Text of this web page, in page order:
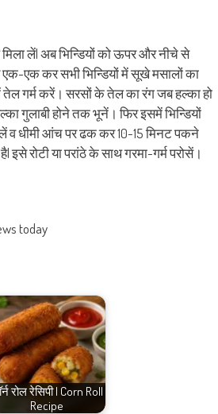
लें| अब भिन्डियों को ऊपर और नीचे से
एक कर सभी भिन्डियों में सूखे मसालों का
गर्म करें। सरसों के तेल का रंग जब हल्का हो
गुलाबी होने तक भूनें। फिर इसमें भिन्डियों
व धीमी आंच पर ढक कर 10-15 मिनट पकने
इसे रोटी या परांठे के साथ गरमा-गर्म परोसें।
today
रोल रेसिपी | Corn Roll
Recipe